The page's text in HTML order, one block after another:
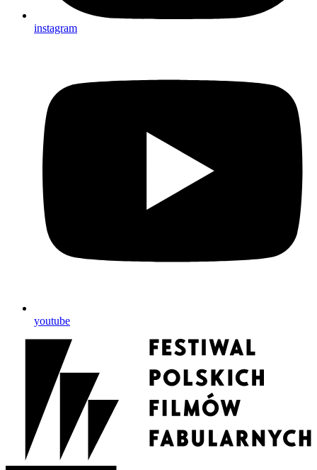
instagram
youtube